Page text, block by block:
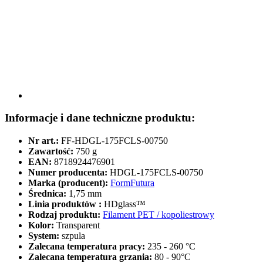
Informacje i dane techniczne produktu:
Nr art.: FF-HDGL-175FCLS-00750
Zawartość: 750 g
EAN: 8718924476901
Numer producenta: HDGL-175FCLS-00750
Marka (producent): FormFutura
Średnica: 1,75 mm
Linia produktów : HDglass™
Rodzaj produktu: Filament PET / kopoliestrowy
Kolor: Transparent
System: szpula
Zalecana temperatura pracy: 235 - 260 °C
Zalecana temperatura grzania: 80 - 90°C